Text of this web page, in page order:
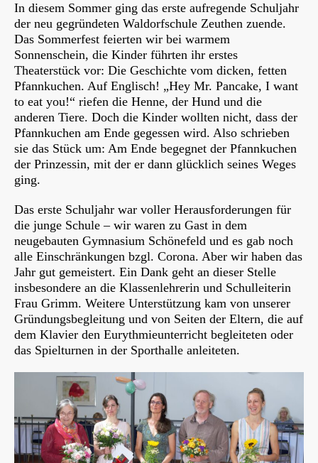
In diesem Sommer ging das erste aufregende Schuljahr
der neu gegründeten Waldorfschule Zeuthen zuende.
Das Sommerfest feierten wir bei warmem
Sonnenschein, die Kinder führten ihr erstes
Theaterstück vor: Die Geschichte vom dicken, fetten
Pfannkuchen. Auf Englisch! „Hey Mr. Pancake, I want
to eat you!“ riefen die Henne, der Hund und die
anderen Tiere. Doch die Kinder wollten nicht, dass der
Pfannkuchen am Ende gegessen wird. Also schrieben
sie das Stück um: Am Ende begegnet der Pfannkuchen
der Prinzessin, mit der er dann glücklich seines Weges
ging.
Das erste Schuljahr war voller Herausforderungen für
die junge Schule – wir waren zu Gast in dem
neugebauten Gymnasium Schönefeld und es gab noch
alle Einschränkungen bzgl. Corona. Aber wir haben das
Jahr gut gemeistert. Ein Dank geht an dieser Stelle
insbesondere an die Klassenlehrerin und Schulleiterin
Frau Grimm. Weitere Unterstützung kam von unserer
Gründungsbegleitung und von Seiten der Eltern, die auf
dem Klavier den Eurythmieunterricht begleiteten oder
das Spielturnen in der Sporthalle anleiteten.